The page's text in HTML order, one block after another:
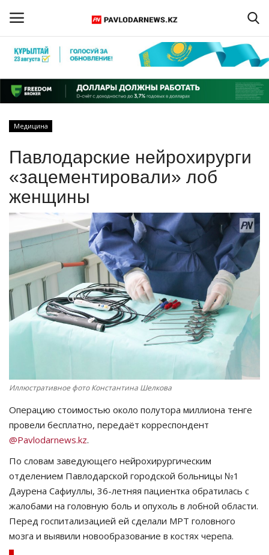
Регистрация
Главная
ПАВЛОДАРСКАЯ ОБЛАСТЬ
КАЗАХСТАН
МИР
СПЕЦПРОЕКТЫ
СПОРТ
Чек-лист
OFFICIAL
Курултай
Язык
Қазақша Русский
Медицина
Павлодарские нейрохирурги
«зацементировали» лоб
женщины
Иллюстративное фото Константина Шелкова
Операцию стоимостью около полутора миллиона тенге
провели бесплатно, передаёт корреспондент
@Pavlodarnews.kz.
По словам заведующего нейрохирургическим
отделением Павлодарской городской больницы №1
Даурена Сафиуллы, 36-летняя пациентка обратилась с
жалобами на головную боль и опухоль в лобной области.
Перед госпитализацией ей сделали МРТ головного
мозга и выявили новообразование в костях черепа.